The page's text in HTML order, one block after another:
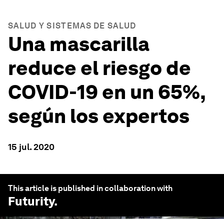
SALUD Y SISTEMAS DE SALUD
Una mascarilla
reduce el riesgo de
COVID-19 en un 65%,
según los expertos
15 jul. 2020
This article is published in collaboration with
Futurity.